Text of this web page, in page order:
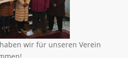
wir für unseren Verein